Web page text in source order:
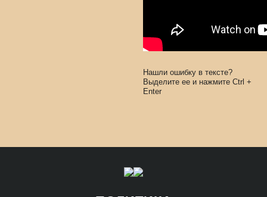
Нашли ошибку в тексте?
Выделите ее и нажмите Ctrl +
Enter